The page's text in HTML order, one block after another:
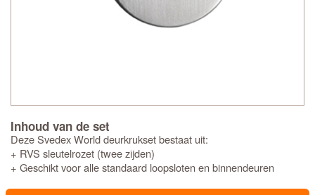
Inhoud van de set
Deze Svedex World deurkrukset bestaat uit:
+ RVS sleutelrozet (twee zijden)
+ Geschikt voor alle standaard loopsloten en binnendeuren